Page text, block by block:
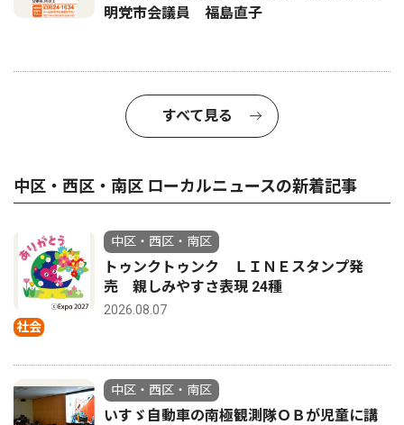
明党市会議員 福島直子
すべて見る
中区・西区・南区 ローカルニュースの新着記事
社会
中区・西区・南区
トゥンクトゥンク ＬＩＮＥスタンプ発
売 親しみやすさ表現 24種
2026.08.07
中区・西区・南区
いすゞ自動車の南極観測隊ＯＢが児童に講